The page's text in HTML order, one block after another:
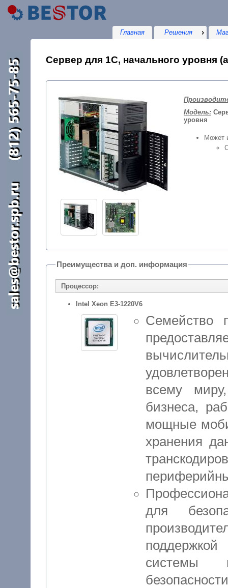
Главная Решения
Сервер для 1С, начального уровня
Модель:
уровня
Может
Преимущества и доп. информация
Процессор:
Intel Xeon E3-1220V6
Семейство
всему
бизнеса,
мощные
хранения
для
системы